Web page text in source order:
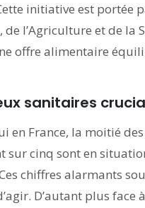
initiative est portée
l’Agriculture et de la
offre alimentaire
sanitaires
en France, la moitié
sur cinq sont en
chiffres alarmants
D’autant plus face